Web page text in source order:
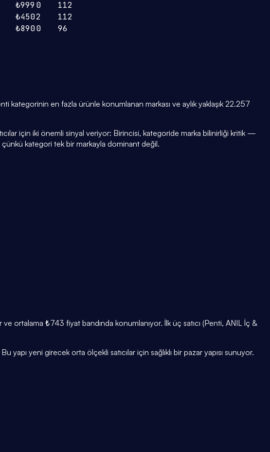
₺999 0
112
₺4502
112
₺8900 96
kategorinin en fazla ürünle konumlanan markası ve aylık yaklaşık 22.257
için iki önemli sinyal veriyor: Birincisi, kategoride marka bilinirliği kritik —
kategori tek bir markayla dominant değil.
ortalama ₺743 fiyat bandında konumlanıyor. İlk üç satıcı (Penti, ANIL İç &
yapı yeni girecek orta ölçekli satıcılar için sağlıklı bir pazar yapısı sunuyor.